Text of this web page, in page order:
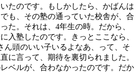
たのです。もしかしたら、かばんは
も、その塾の通っていた校舎が、合
た。それは、4年生の時。だから、
入塾したのです。きっとここなら、
ん頭のいい子いるよなあ、って、そ
に言って、期待を裏切られました。
ベルが、合わなかったのです。だか